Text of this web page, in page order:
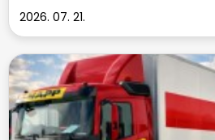
2026. 07. 21.